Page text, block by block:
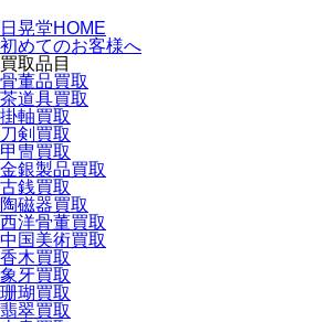
日晃堂HOME
初めてのお客様へ
買取品目
骨董品買取
茶道具買取
掛軸買取
刀剣買取
甲冑買取
金銀製品買取
古銭買取
陶磁器買取
西洋骨董買取
中国美術買取
香木買取
象牙買取
珊瑚買取
翡翠買取